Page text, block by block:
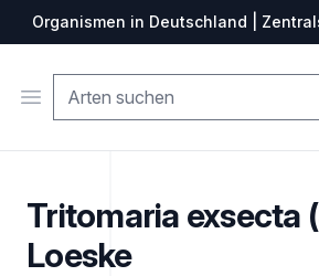
Organismen in Deutschland |
Open menu
Tritomaria exsecta
Loeske